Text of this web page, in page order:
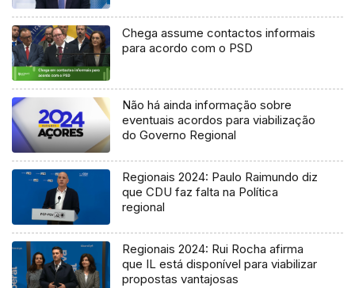
Chega assume contactos informais
para acordo com o PSD
Não há ainda informação sobre
eventuais acordos para viabilização
do Governo Regional
Regionais 2024: Paulo Raimundo diz
que CDU faz falta na Política
regional
Regionais 2024: Rui Rocha afirma
que IL está disponível para viabilizar
propostas vantajosas